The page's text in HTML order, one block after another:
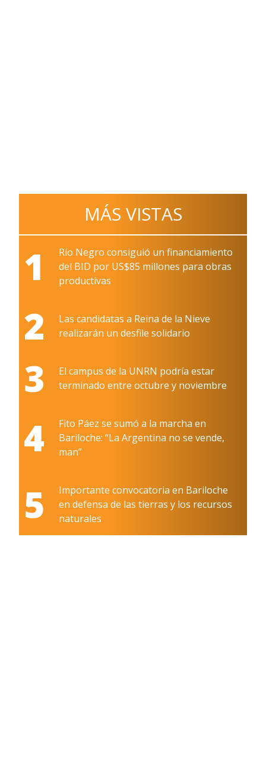
MÁS VISTAS
1
Río Negro consiguió un financiamiento
del BID por US$85 millones para obras
productivas
2
Las candidatas a Reina de la Nieve
realizarán un desfile solidario
3
El campus de la UNRN podría estar
terminado entre octubre y noviembre
4
Fito Páez se sumó a la marcha en
Bariloche: “La Argentina no se vende,
man”
5
Importante convocatoria en Bariloche
en defensa de las tierras y los recursos
naturales